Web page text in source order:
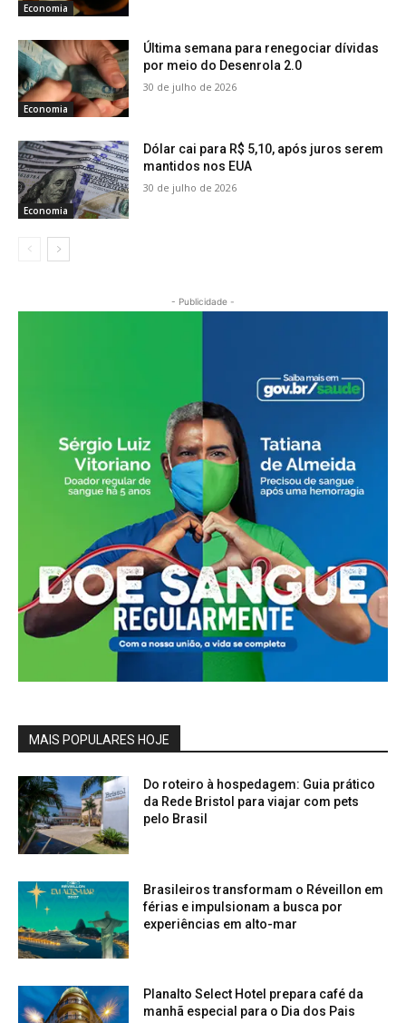
Economia
Economia
Última semana para renegociar dívidas
por meio do Desenrola 2.0
30 de julho de 2026
Economia
Dólar cai para R$ 5,10, após juros serem
mantidos nos EUA
30 de julho de 2026
- Publicidade -
MAIS POPULARES HOJE
Do roteiro à hospedagem: Guia prático
da Rede Bristol para viajar com pets
pelo Brasil
Brasileiros transformam o Réveillon em
férias e impulsionam a busca por
experiências em alto-mar
Planalto Select Hotel prepara café da
manhã especial para o Dia dos Pais